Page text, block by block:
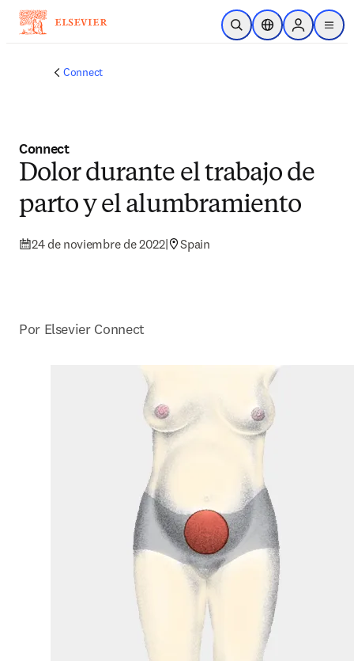
Saltar al contenido principal
Abrir búsqueda
Selector deSign in to
menu
Connect
Connect
Dolor durante el trabajo de
parto y el alumbramiento
24 de noviembre de 2022| Spain
Por Elsevier Connect